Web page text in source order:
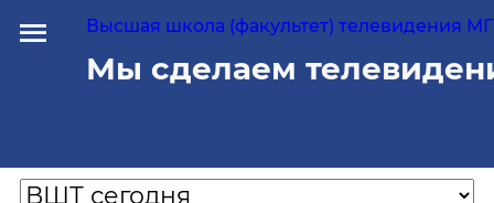
Высшая школа (факультет) телевидения
Мы сделаем